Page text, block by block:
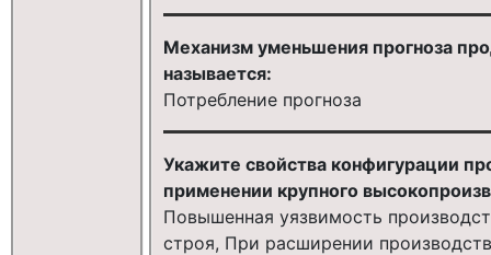
Механизм уменьшения прогноза
называется:
Потребление прогноза
Укажите свойства конфигурации
применении крупного
Повышенная уязвимость
строя, При расширении